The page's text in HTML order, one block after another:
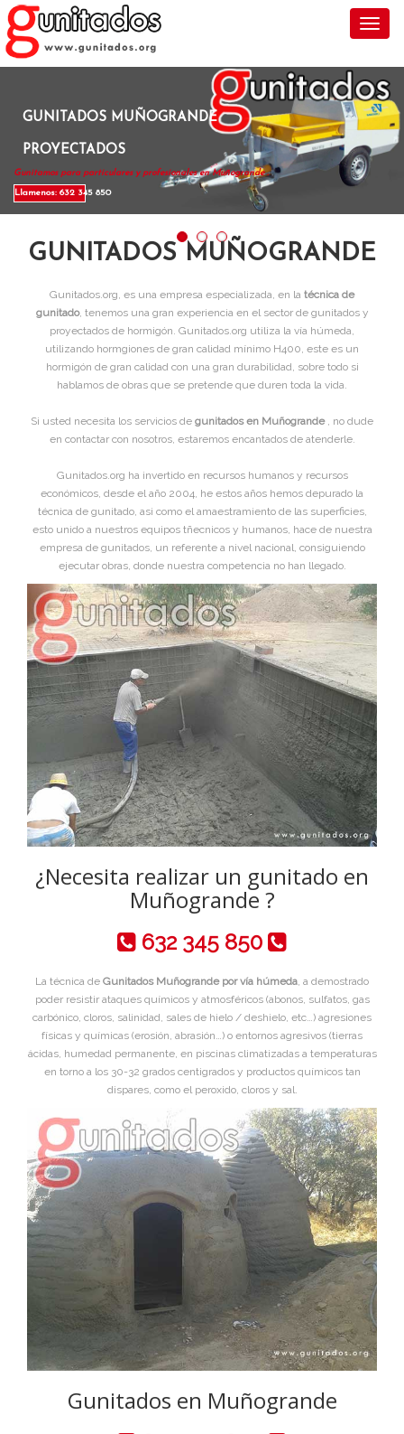
GUNITADOS MUÑOGRANDE
PROYECTADOS
Gunitamos para particulares y profesionales en Muñogrande .
Llamenos: 632 345 850
GUNITADOS MUÑOGRANDE
Gunitados.org, es una empresa especializada, en la técnica de
gunitado, tenemos una gran experiencia en el sector de gunitados y
proyectados de hormigón. Gunitados.org utiliza la vía húmeda,
utilizando hormgiones de gran calidad mínimo H400, este es un
hormigón de gran calidad con una gran durabilidad, sobre todo si
hablamos de obras que se pretende que duren toda la vida.
Si usted necesita los servicios de gunitados en Muñogrande , no dude
en contactar con nosotros, estaremos encantados de atenderle.
Gunitados.org ha invertido en recursos humanos y recursos
económicos, desde el año 2004, he estos años hemos depurado la
técnica de gunitado, asi como el amaestramiento de las superficies,
esto unido a nuestros equipos tñecnicos y humanos, hace de nuestra
empresa de gunitados, un referente a nivel nacional, consiguiendo
ejecutar obras, donde nuestra competencia no han llegado.
¿Necesita realizar un gunitado en
Muñogrande ?
632 345 850
La técnica de Gunitados Muñogrande por vía húmeda, a demostrado
poder resistir ataques químicos y atmosféricos (abonos, sulfatos, gas
carbónico, cloros, salinidad, sales de hielo / deshielo, etc…) agresiones
físicas y químicas (erosión, abrasión…) o entornos agresivos (tierras
ácidas, humedad permanente, en piscinas climatizadas a temperaturas
en torno a los 30-32 grados centigrados y productos químicos tan
dispares, como el peroxido, cloros y sal.
Gunitados en Muñogrande